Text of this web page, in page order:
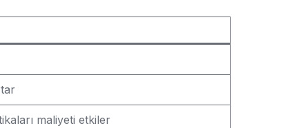
maliyeti etkiler